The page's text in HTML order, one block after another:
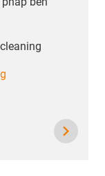
GmbH
dụng